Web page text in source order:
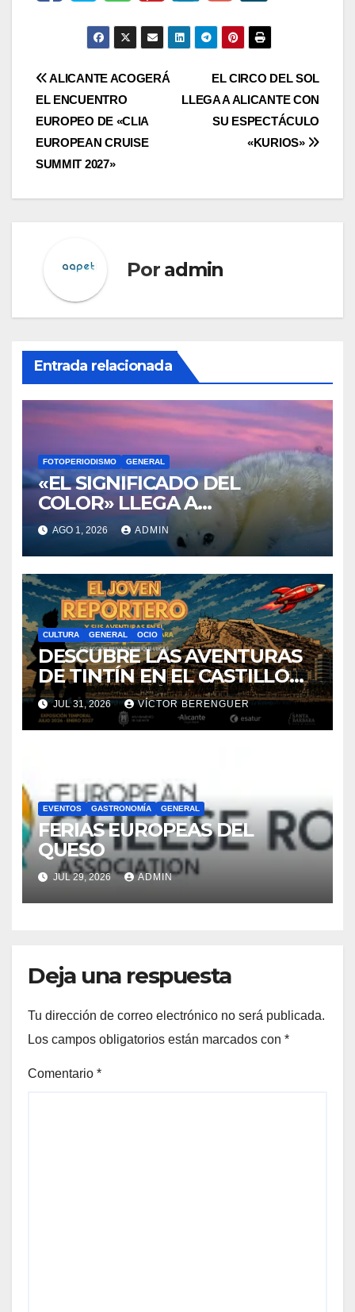
Navegación
de
entradas
EL CIRCO DEL SOL
LLEGA A ALICANTE CON
SU ESPECTÁCULO
«KURIOS»
ALICANTE ACOGERÁ
EL ENCUENTRO
EUROPEO DE «CLIA
EUROPEAN CRUISE
SUMMIT 2027»
Por admin
Entrada relacionada
FOTOPERIODISMO GENERAL
«EL SIGNIFICADO DEL
COLOR» LLEGA A
VILLAJOYOSA
AGO 1, 2026 ADMIN
CULTURA GENERAL OCIO
DESCUBRE LAS AVENTURAS
DE TINTÍN EN EL CASTILLO
DE SANTA BÁRBARA DE
ALICANTE
JUL 31, 2026 VÍCTOR BERENGUER
EVENTOS GASTRONOMÍA GENERAL
FERIAS EUROPEAS DEL
QUESO
JUL 29, 2026 ADMIN
Deja una respuesta
Tu dirección de correo electrónico no será publicada.
Los campos obligatorios están marcados con *
Comentario *